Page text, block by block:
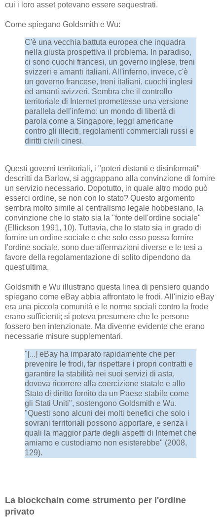
cui i loro asset potevano essere sequestrati.
Come spiegano Goldsmith e Wu:
C'è una vecchia battuta europea che inquadra
nella giusta prospettiva il problema. In paradiso,
ci sono cuochi francesi, un governo inglese, treni
svizzeri e amanti italiani. All'inferno, invece, c'è
un governo francese, treni italiani, cuochi inglesi
ed amanti svizzeri. Sembra che il controllo
territoriale di Internet promettesse una versione
parallela dell'inferno: un mondo di libertà di
parola come a Singapore, leggi americane
contro gli illeciti, regolamenti commerciali russi e
diritti civili cinesi.
Questi governi territoriali, i "poteri distanti e disinformati"
descritti da Barlow, si aggrappano alla convinzione di fornire
un servizio necessario. Dopotutto, in quale altro modo può
esserci ordine, se non con lo stato? Questo argomento
sembra molto simile al centralismo legale hobbesiano, la
convinzione che lo stato sia la "fonte dell'ordine sociale"
(Ellickson 1991, 10). Tuttavia, che lo stato sia in grado di
fornire un ordine sociale e che solo esso possa fornire
l'ordine sociale, sono due affermazioni diverse e le tesi a
favore della regolamentazione di solito dipendono da
quest'ultima.
Goldsmith e Wu illustrano questa linea di pensiero quando
spiegano come eBay abbia affrontato le frodi. All'inizio eBay
era una piccola comunità e le norme sociali contro la frode
erano sufficienti; si poteva presumere che le persone
fossero ben intenzionate. Ma divenne evidente che erano
necessarie misure supplementari.
"[...] eBay ha imparato rapidamente che per
prevenire le frodi, far rispettare i propri contratti e
garantire la stabilità nei suoi servizi di asta,
doveva ricorrere alla coercizione statale e allo
Stato di diritto fornito da un Paese stabile come
gli Stati Uniti", sostengono Goldsmith e Wu.
"Questi sono alcuni dei molti benefici che solo i
sovrani territoriali possono apportare, e senza i
quali la maggior parte degli aspetti di Internet che
amiamo e custodiamo non esisterebbe" (2008,
129).
La blockchain come strumento per l'ordine
privato